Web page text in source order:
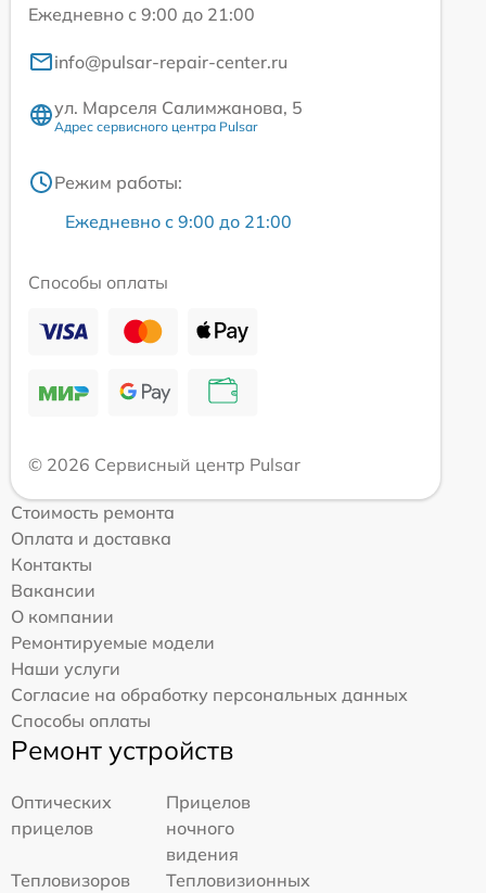
Ежедневно с 9:00 до 21:00
info@pulsar-repair-center.ru
ул. Марселя Салимжанова, 5
Адрес сервисного центра Pulsar
Режим работы:
Ежедневно с 9:00 до 21:00
Способы оплаты
© 2026 Сервисный центр Pulsar
Стоимость ремонта
Оплата и доставка
Контакты
Вакансии
О компании
Ремонтируемые модели
Наши услуги
Согласие на обработку персональных данных
Способы оплаты
Ремонт устройств
Оптических
прицелов
Прицелов
ночного
видения
Тепловизоров
Тепловизионных